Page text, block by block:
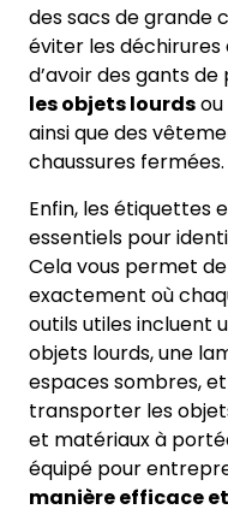
des sacs de grande
éviter les déchirures
d’avoir des gants
les objets lourds
ainsi que des
chaussures fermées.
Enfin, les étiquettes
essentiels pour
Cela vous permet
exactement où
outils utiles incluent
objets lourds, une
espaces sombres,
transporter les
et matériaux à
équipé pour
manière efficace